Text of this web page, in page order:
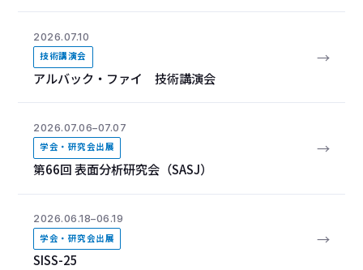
2026.07.10
技術講演会
アルバック・ファイ 技術講演会
→
2026.07.06–07.07
学会・研究会出展
第66回 表面分析研究会（SASJ）
→
2026.06.18–06.19
学会・研究会出展
SISS-25
→